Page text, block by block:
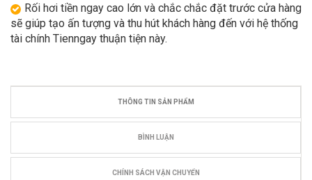
Rối hơi tiền ngay cao lớn và chắc chắc đặt trước cửa hàng
sẽ giúp tạo ấn tượng và thu hút khách hàng đến với hệ thống
tài chính Tienngay thuận tiện này.
THÔNG TIN SẢN PHẨM
BÌNH LUẬN
CHÍNH SÁCH VẬN CHUYỂN